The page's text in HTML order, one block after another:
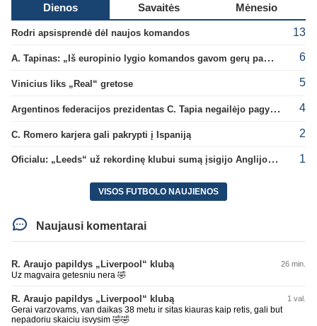
Dienos Savaitės Mėnesio
Rodri apsisprendė dėl naujos komandos 13
A. Tapinas: „Iš europinio lygio komandos gavom gerų pamokų“ 6
Vinicius liks „Real“ gretose 5
Argentinos federacijos prezidentas C. Tapia negailėjo pagyrų G. Infantino 4
C. Romero karjera gali pakrypti į Ispaniją 2
Oficialu: „Leeds“ už rekordinę klubui sumą įsigijo Anglijos rinktinės vartininką 1
VISOS FUTBOLO NAUJIENOS
Naujausi komentarai
R. Araujo papildys „Liverpool“ klubą 26 min.
Uz magvaira getesniu nera 🤣
R. Araujo papildys „Liverpool“ klubą 1 val.
Gerai varzovams, van daikas 38 metu ir sitas kiauras kaip retis, gali but
nepadoriu skaiciu isvysim 🤣🤣